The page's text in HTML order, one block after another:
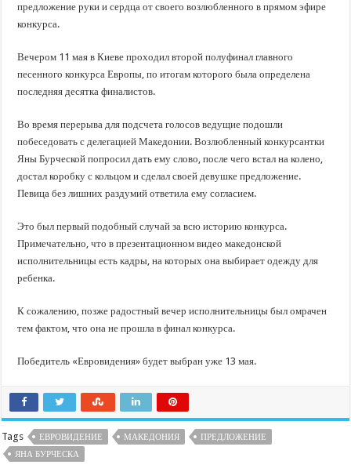
предложение руки и сердца от своего возлюбленного в прямом эфире
конкурса.
Вечером 11 мая в Киеве проходил второй полуфинал главного
песенного конкурса Европы, по итогам которого была определена
последняя десятка финалистов.
Во время перерыва для подсчета голосов ведущие подошли
побеседовать с делегацией Македонии. Возлюбленный конкурсантки
Яны Бурческой попросил дать ему слово, после чего встал на колено,
достал коробку с кольцом и сделал своей девушке предложение.
Певица без лишних раздумий ответила ему согласием.
Это был первый подобный случай за всю историю конкурса.
Примечательно, что в презентационном видео македонской
исполнительницы есть кадры, на которых она выбирает одежду для
ребенка.
К сожалению, позже радостный вечер исполнительницы был омрачен
тем фактом, что она не прошла в финал конкурса.
Победитель «Евровидения» будет выбран уже 13 мая.
Tags ЕВРОВИДЕНИЕ МАКЕДОНИЯ
ПРЕДЛОЖЕНИЕ
ЯНА БУРЧЕСКА